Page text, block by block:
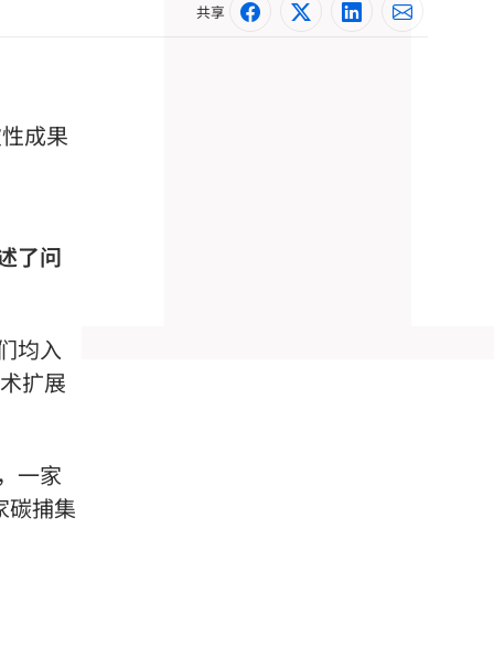
共享
成果
了问
均入
扩展
一家
碳捕集